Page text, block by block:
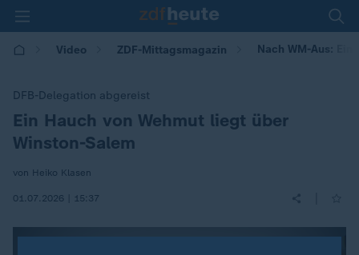
Video ZDF-Mittagsmagazin Nach WM-Aus:
DFB-Delegation abgereist
:Ein Hauch von Wehmut liegt über
Winston-Salem
von Heiko Klasen
01.07.2026 | 15:37